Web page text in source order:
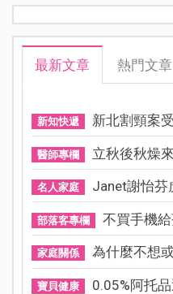
最新文章 熱門文章
新知快遞 新北割頸案
醫師專欄 立秋後秋燥
名人家庭 Janet謝怡芬
部落客專欄 不買手機
家庭關係 為什麼不想
寶貝健康 0.05%阿托